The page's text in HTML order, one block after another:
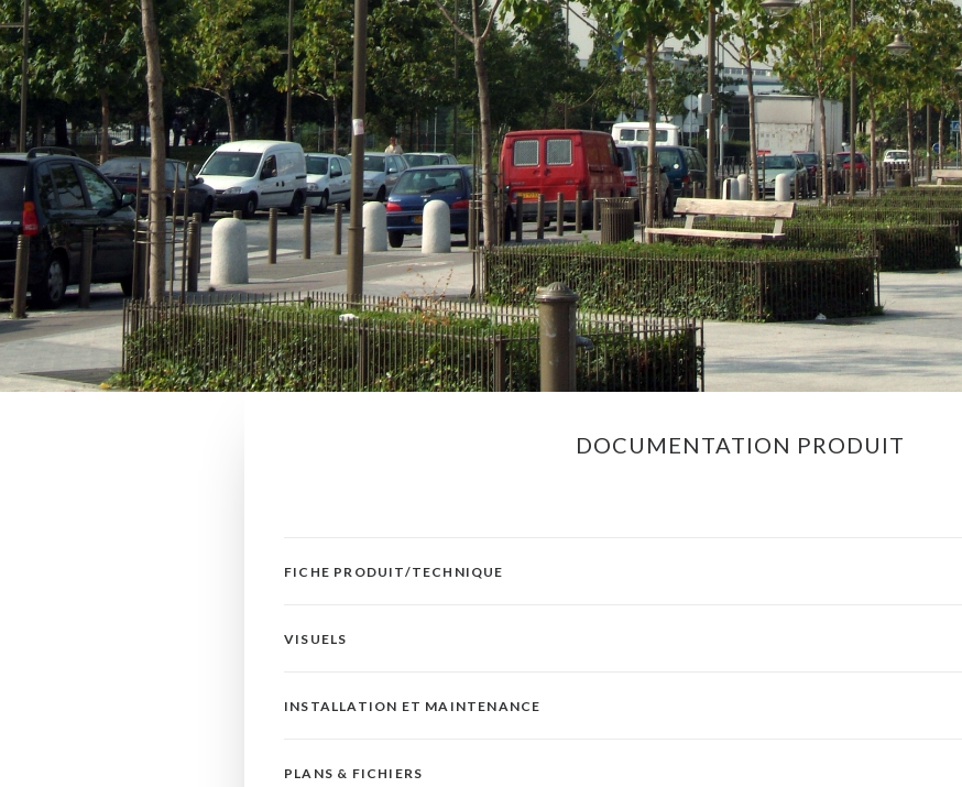
DOCUMENTATION PRODUIT
FICHE PRODUIT/TECHNIQUE
VISUELS
INSTALLATION ET MAINTENANCE
PLANS & FICHIERS